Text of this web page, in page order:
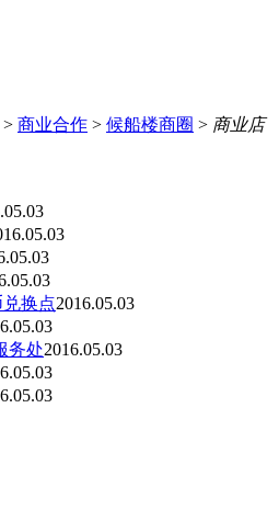
> 商业合作 > 候船楼商圈 > 商业店
换点2016.05.03
务处2016.05.03